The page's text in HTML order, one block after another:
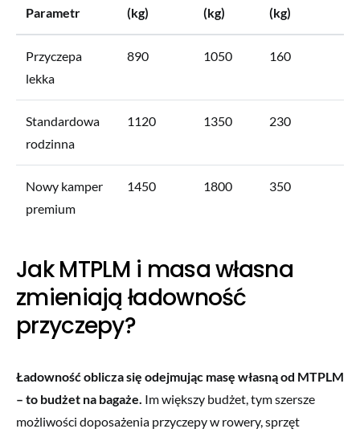
Parametr
(kg)
(kg)
(kg)
Przyczepa
lekka
890 1050 160
Standardowa
rodzinna
1120 1350 230
Nowy kamper
premium
1450 1800 350
Jak MTPLM i masa własna
zmieniają ładowność
przyczepy?
Ładowność oblicza się odejmując masę własną od MTPLM
– to budżet na bagaże. Im większy budżet, tym szersze
możliwości doposażenia przyczepy w rowery, sprzęt